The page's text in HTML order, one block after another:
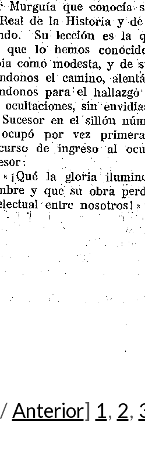
/Anterior] 1, 2,